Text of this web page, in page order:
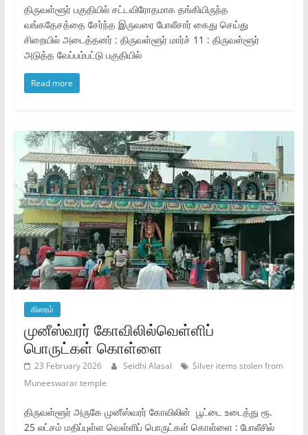
திருவள்ளூர் பகுதியில் சட்டவிரோதமாக தங்கியிருந்த
வங்கதேசத்தை சேர்ந்த இருவரை போலீசார் கைது செய்து
சிறையில் அடைத்தனர் : திருவள்ளூர் மார்ச் 11 : திருவள்ளூர்
அடுத்த வேப்பம்பட்டு பகுதியில்
Read more
கிரைம்
முனீஸ்வரர் கோவிலில்வெள்ளிப்
பொருட்கள் கொள்ளை
23 February 2026 Seidhi Alasal
Silver items stolen from
Muneeswarar temple
திருவள்ளூர் அருகே முனீஸ்வரர் கோவிலின் பூட்டை உடைத்து ரூ.
25 லட்சம் மதிப்புள்ள வெள்ளிப் பொருட்கள் கொள்ளை : போலீசில்